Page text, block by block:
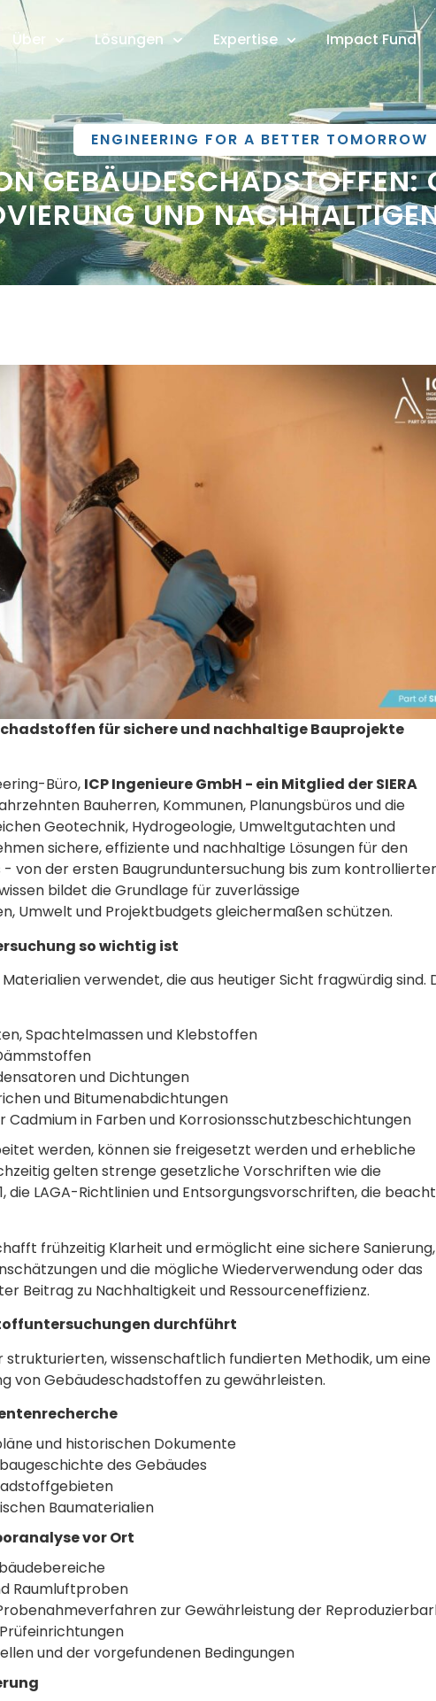
Über Lösungen Expertise Impact Fund
ENGINEERING FOR A BETTER TOMORROW
GEBÄUDESCHADSTOFFEN:
UND
für sichere und nachhaltige Bauprojekte
Büro, ICP Ingenieure GmbH - ein Mitglied der SIERA
Bauherren, Kommunen, Planungsbüros und die
Geotechnik, Hydrogeologie, Umweltgutachten und
sichere, effiziente und nachhaltige Lösungen für den
von der ersten Baugrunduntersuchung bis zum
bildet die Grundlage für zuverlässige
Umwelt und Projektbudgets gleichermaßen schützen.
so wichtig ist
verwendet, die aus heutiger Sicht fragwürdig sind.
Spachtelmassen und Klebstoffen
und Dichtungen
und Bitumenabdichtungen
Cadmium in Farben und Korrosionsschutzbeschichtungen
werden, können sie freigesetzt werden und erhebliche
gelten strenge gesetzliche Vorschriften wie die
die LAGA-Richtlinien und Entsorgungsvorschriften, die
frühzeitig Klarheit und ermöglicht eine sichere Sanierung,
und die mögliche Wiederverwendung oder das
Beitrag zu Nachhaltigkeit und Ressourceneffizienz.
durchführt
wissenschaftlich fundierten Methodik, um eine
von Gebäudeschadstoffen zu gewährleisten.
und historischen Dokumente
des Gebäudes
Baumaterialien
vor Ort
Raumluftproben
zur Gewährleistung der
und der vorgefundenen Bedingungen